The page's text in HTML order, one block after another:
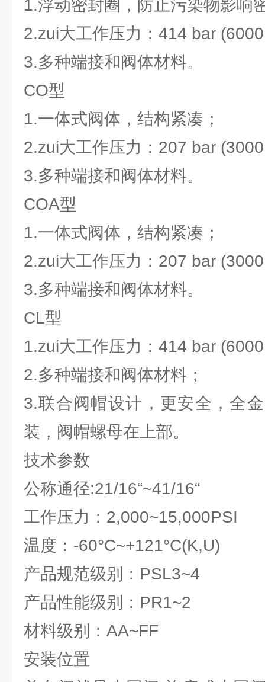
1.浮动密封圈，防止污染物影响
2.zui大工作压力：414 bar
3.多种端接和阀体材料。
CO型
1.一体式阀体，结构紧凑；
2.zui大工作压力：207 bar
3.多种端接和阀体材料。
COA型
1.一体式阀体，结构紧凑；
2.zui大工作压力：207 bar
3.多种端接和阀体材料。
CL型
1.zui大工作压力：414 bar
2.多种端接和阀体材料；
3.联合阀帽设计，更安全，全
装，阀帽螺母在上部。
技术参数
公称通径:21/16“~41/16“
工作压力：2,000~15,000PSI
温度：-60°C~+121°C(K,U)
产品规范级别：PSL3~4
产品性能级别：PR1~2
材料级别：AA~FF
安装位置